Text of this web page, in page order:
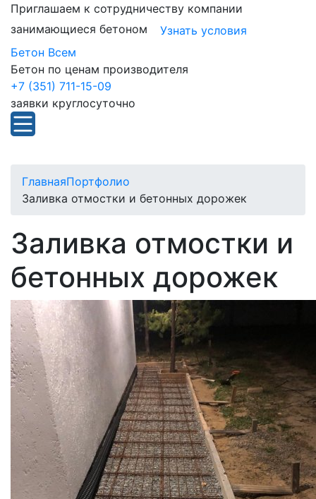
Приглашаем к сотрудничеству компании
занимающиеся бетоном
Узнать условия
Бетон Всем
Бетон по ценам производителя
+7 (351) 711-15-09
заявки круглосуточно
ГлавнаяПортфолио
Заливка отмостки и бетонных дорожек
Заливка отмостки и
бетонных дорожек